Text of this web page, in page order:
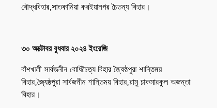
বৌদ্ধবিহার,সাতকানিয়া করইয়ানগর চৈতন্য বিহার।
৩০ অক্টোবর বুধবার ২০২৪ ইংরেজি
বাঁশখালী সার্বজনীন বোধিচৈত্য বিহার জ্যৈষ্ঠপুরা শান্তিময়
বিহার,জ্যৈষ্ঠপুরা সার্বজনীন শান্তিময় বিহার,রামু চাকমারকুল অজন্তা
বিহার।